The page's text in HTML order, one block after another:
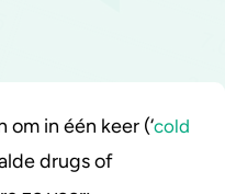
in één keer (‘cold
drugs of